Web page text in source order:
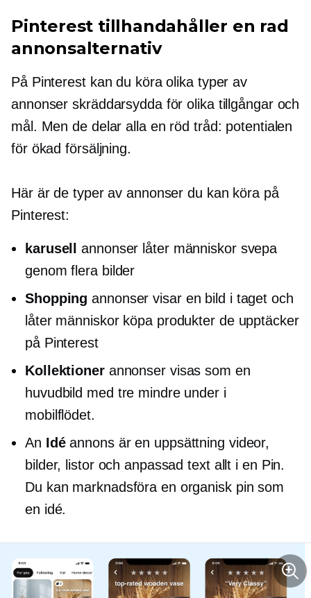
Pinterest tillhandahåller en rad
annonsalternativ
På Pinterest kan du köra olika typer av
annonser skräddarsydda för olika tillgångar och
mål. Men de delar alla en röd tråd: potentialen
för ökad försäljning.
Här är de typer av annonser du kan köra på
Pinterest:
karusell
annonser låter människor svepa
genom flera bilder
Shopping annonser visar en bild i taget och
låter människor köpa produkter de upptäcker
på Pinterest
Kollektionerannonser visas som en
huvudbild med tre mindre under i
mobilflödet.
An Idéannons är en uppsättning videor,
bilder, listor och anpassad text allt i en Pin.
Du kan marknadsföra en organisk pin som
en idé.